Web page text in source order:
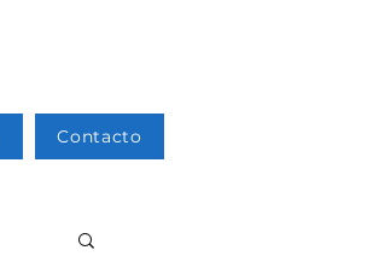
Contacto